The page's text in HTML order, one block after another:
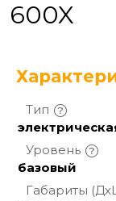
600X
Тип
Уровень
базовый
Габариты